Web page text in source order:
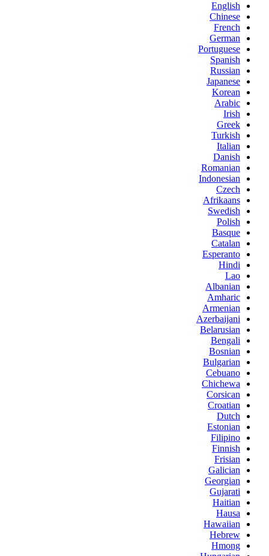
English
Chinese
French
German
Portuguese
Spanish
Russian
Japanese
Korean
Arabic
Irish
Greek
Turkish
Italian
Danish
Romanian
Indonesian
Czech
Afrikaans
Swedish
Polish
Basque
Catalan
Esperanto
Hindi
Lao
Albanian
Amharic
Armenian
Azerbaijani
Belarusian
Bengali
Bosnian
Bulgarian
Cebuano
Chichewa
Corsican
Croatian
Dutch
Estonian
Filipino
Finnish
Frisian
Galician
Georgian
Gujarati
Haitian
Hausa
Hawaiian
Hebrew
Hmong